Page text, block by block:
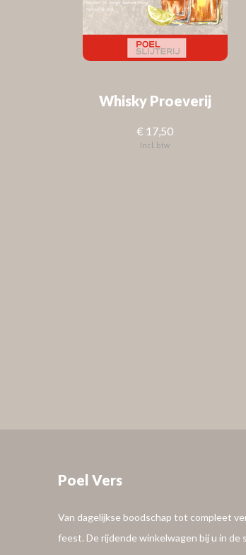
Whisky Proeverij
€ 17,50
Incl. btw
Poel Vers
Van dagelijkse boodschap tot compleet
feest. De rijdende winkelwagen bij u in de